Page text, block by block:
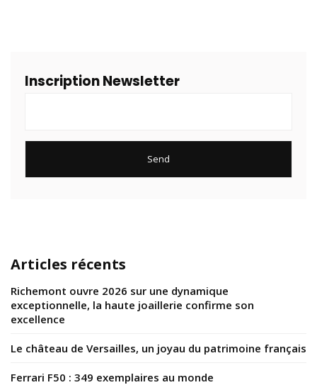
Inscription Newsletter
Articles récents
Richemont ouvre 2026 sur une dynamique
exceptionnelle, la haute joaillerie confirme son
excellence
Le château de Versailles, un joyau du patrimoine français
Ferrari F50 : 349 exemplaires au monde